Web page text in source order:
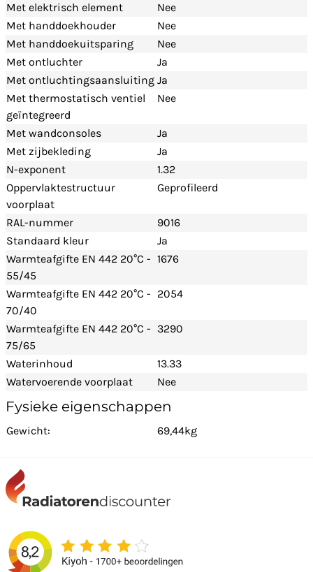
Met elektrisch element
Nee
Met handdoekhouder
Nee
Met handdoekuitsparing
Nee
Met ontluchter
Ja
Met ontluchtingsaansluiting Ja
Met thermostatisch ventiel
geïntegreerd
Nee
Met wandconsoles
Ja
Met zijbekleding
Ja
N-exponent
1.32
Oppervlaktestructuur
voorplaat
Geprofileerd
RAL-nummer
9016
Standaard kleur
Ja
Warmteafgifte EN 442 20°C -
55/45
1676
Warmteafgifte EN 442 20°C -
70/40
2054
Warmteafgifte EN 442 20°C -
75/65
3290
Waterinhoud
13.33
Watervoerende voorplaat
Nee
Fysieke eigenschappen
Gewicht: 69,44kg